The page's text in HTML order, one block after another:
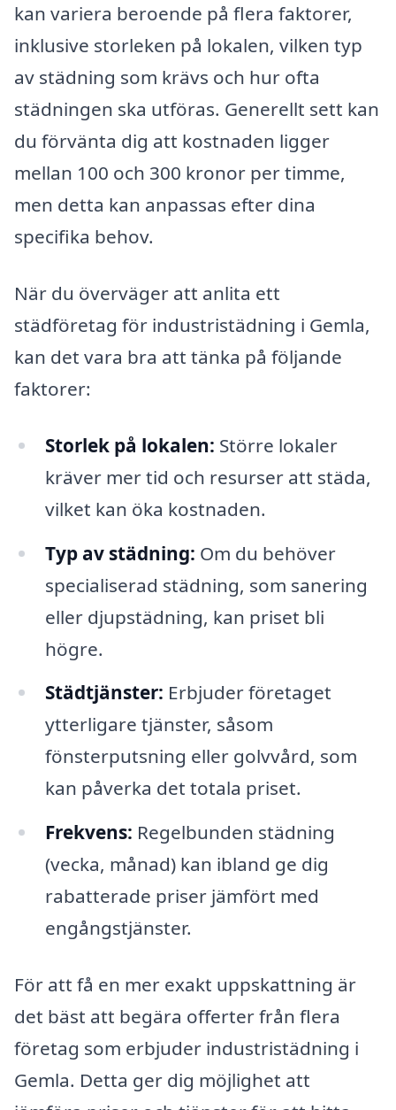
kan variera beroende på flera faktorer,
inklusive storleken på lokalen, vilken typ
av städning som krävs och hur ofta
städningen ska utföras. Generellt sett kan
du förvänta dig att kostnaden ligger
mellan 100 och 300 kronor per timme,
men detta kan anpassas efter dina
specifika behov.
När du överväger att anlita ett
städföretag för industristädning i Gemla,
kan det vara bra att tänka på följande
faktorer:
Storlek på lokalen: Större lokaler
kräver mer tid och resurser att städa,
vilket kan öka kostnaden.
Typ av städning: Om du behöver
specialiserad städning, som sanering
eller djupstädning, kan priset bli
högre.
Städtjänster: Erbjuder företaget
ytterligare tjänster, såsom
fönsterputsning eller golvvård, som
kan påverka det totala priset.
Frekvens: Regelbunden städning
(vecka, månad) kan ibland ge dig
rabatterade priser jämfört med
engångstjänster.
För att få en mer exakt uppskattning är
det bäst att begära offerter från flera
företag som erbjuder industristädning i
Gemla. Detta ger dig möjlighet att